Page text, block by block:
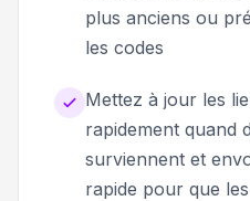
plus anciens ou
les codes
Mettez à jour les
rapidement quand
surviennent et
rapide pour que